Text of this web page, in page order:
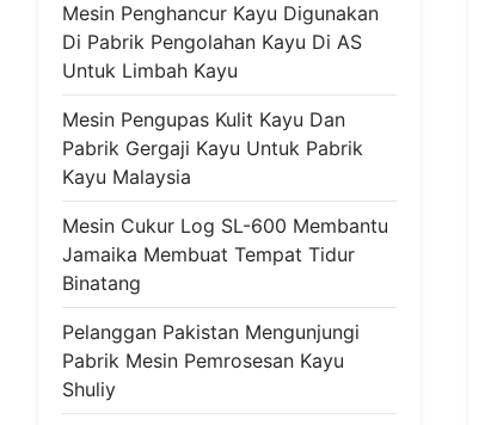
Mesin Penghancur Kayu Digunakan
Di Pabrik Pengolahan Kayu Di AS
Untuk Limbah Kayu
Mesin Pengupas Kulit Kayu Dan
Pabrik Gergaji Kayu Untuk Pabrik
Kayu Malaysia
Mesin Cukur Log SL-600 Membantu
Jamaika Membuat Tempat Tidur
Binatang
Pelanggan Pakistan Mengunjungi
Pabrik Mesin Pemrosesan Kayu
Shuliy